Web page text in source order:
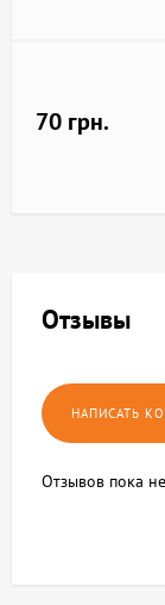
70 грн.
Отзывы
Отзывов пока